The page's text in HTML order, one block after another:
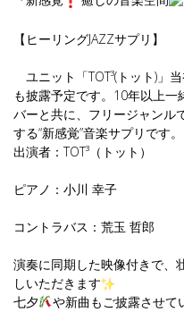
【ヒーリングJAZZサプリ】
ユニット「TOT³(トット)」
も披露予定です。10年以上
バーと共に、フリージャンル
する“新感覚”音楽サプリです。
出演者：TOT³（トット）
ピアノ：小川 幸子
コントラバス：荒玉 哲郎
演奏に同期した映像付きで、
しいただきます
七夕
や新曲もご披露させて